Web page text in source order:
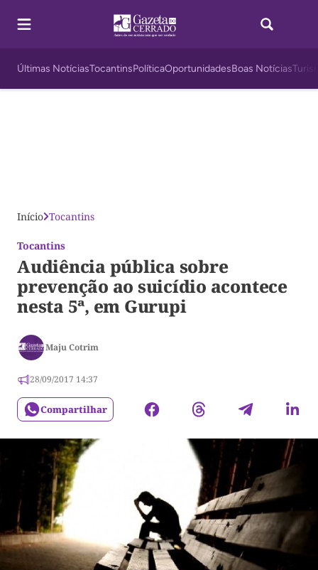
Últimas NotíciasTocantinsPolíticaOportunidadesBoas Notícias
Início Tocantins
Tocantins
Audiência pública sobre
prevenção ao suicídio acontece
nesta 5ª, em Gurupi
Maju Cotrim
28/09/2017 14:37
Compartilhar